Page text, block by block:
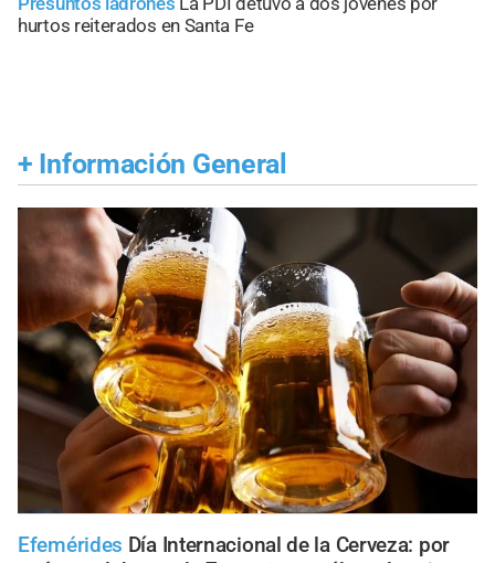
hurtos reiterados en Santa Fe
+ Información General
Efemérides Día Internacional de la Cerveza: por